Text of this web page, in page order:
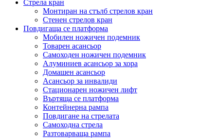
Стрела кран
Монтиран на стълб стрелов кран
Стенен стрелов кран
Повдигаща се платформа
Мобилен ножичен подемник
Товарен асансьор
Самоходен ножичен подемник
Алуминиев асансьор за хора
Домашен асансьор
Асансьор за инвалиди
Стационарен ножичен лифт
Въртяща се платформа
Контейнерна рампа
Повдигане на стрелата
Самоходна стрела
Разтоварваща рампа